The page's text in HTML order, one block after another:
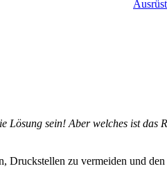
sein! Aber welches ist das
Druckstellen zu vermeiden und